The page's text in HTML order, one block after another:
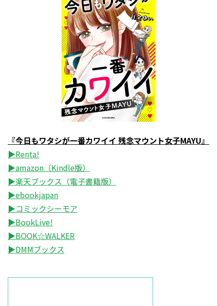
『今日もワタシが一番カワイイ 残念マウント女子MAYU』
▶Renta!
▶amazon（Kindle版）
▶楽天ブックス（電子書籍版）
▶ebookjapan
▶コミックシーモア
▶BookLive!
▶BOOK☆WALKER
▶DMMブックス